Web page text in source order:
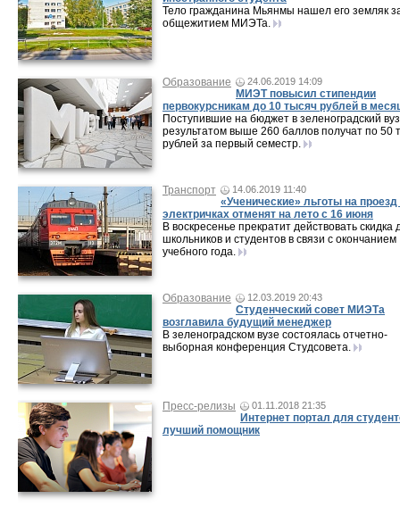
Тело гражданина Мьянмы нашел его земляк
общежитием МИЭТа.
Образование 24.06.2019 14:09
МИЭТ повысил стипендии
первокурсникам до 10 тысяч рублей в
Поступившие на бюджет в зеленоградский
результатом выше 260 баллов получат по 50
рублей за первый семестр.
Транспорт 14.06.2019 11:40
«Ученические» льготы на проезд
электричках отменят на лето с 16 июня
В воскресенье прекратит действовать скидка
школьников и студентов в связи с окончанием
учебного года.
Образование 12.03.2019 20:43
Студенческий совет МИЭТа
возглавила будущий менеджер
В зеленоградском вузе состоялась отчетно-
выборная конференция Студсовета.
Пресс-релизы 01.11.2018 21:35
Интернет портал для
лучший помощник